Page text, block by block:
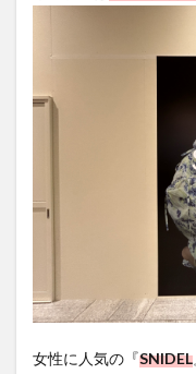
女性に人気の『SNIDEL